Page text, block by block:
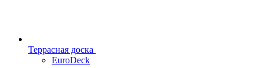
Террасная доска
EuroDeck